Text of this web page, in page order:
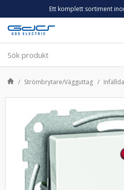
Ett komplett sortiment
Strömbrytare/Vägguttag Infällda